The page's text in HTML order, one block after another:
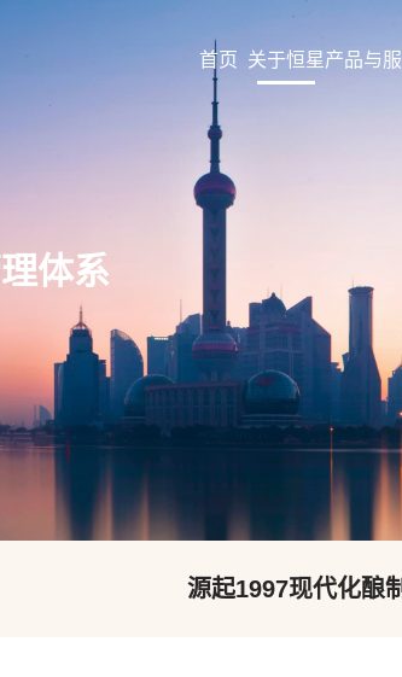
首页 关于恒星产品与
理体系
源起1997现代化酿